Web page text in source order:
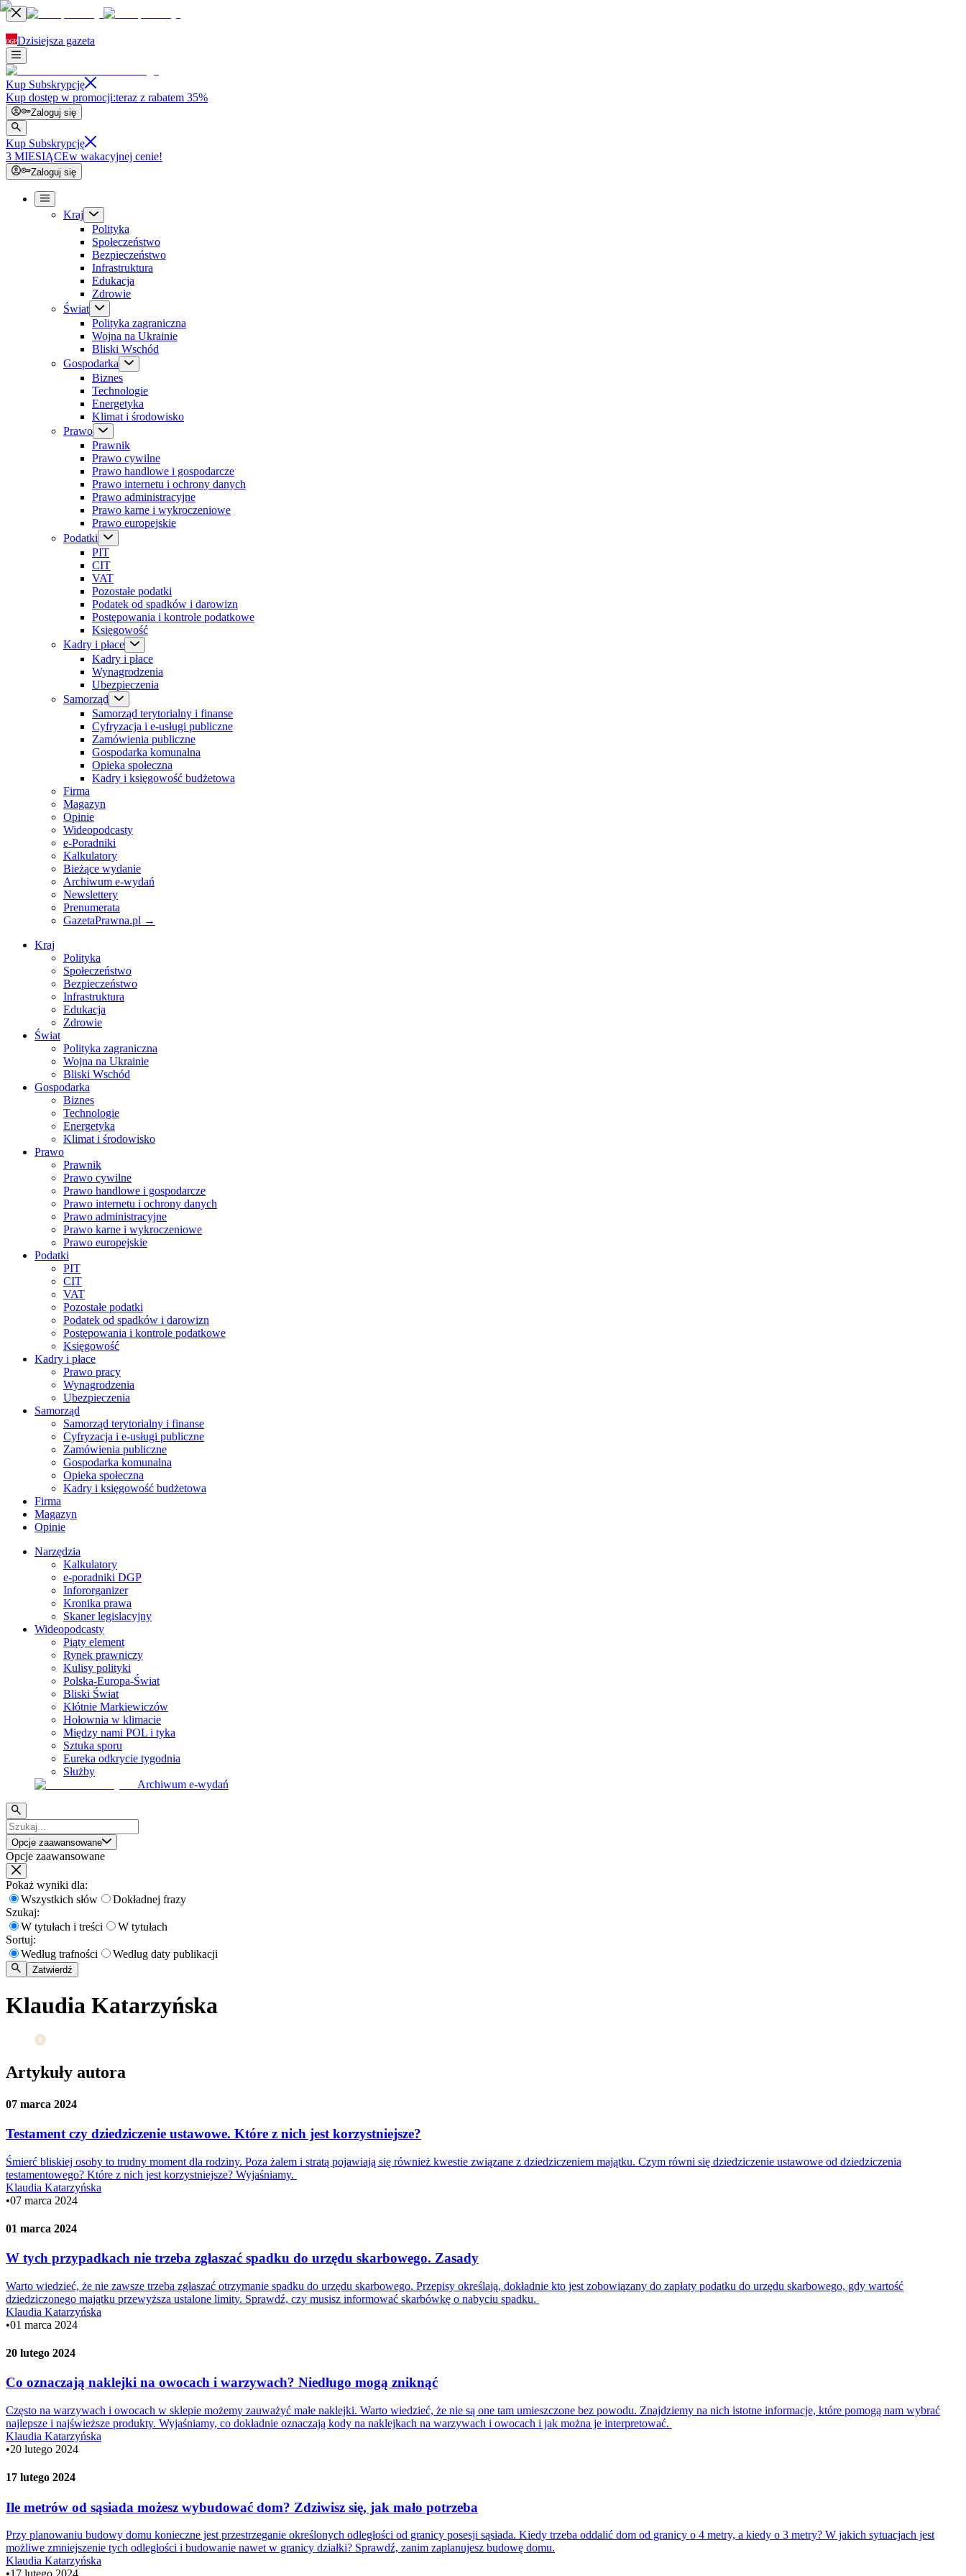
Dzisiejsza gazeta
Kup Subskrypcję
Kup dostęp w promocji:teraz z rabatem 35%
Zaloguj się
Kup Subskrypcję
3 MIESIĄCEw wakacyjnej cenie!
Zaloguj się
Kraj
Polityka
Społeczeństwo
Bezpieczeństwo
Infrastruktura
Edukacja
Zdrowie
Świat
Polityka zagraniczna
Wojna na Ukrainie
Bliski Wschód
Gospodarka
Biznes
Technologie
Energetyka
Klimat i środowisko
Prawo
Prawnik
Prawo cywilne
Prawo handlowe i gospodarcze
Prawo internetu i ochrony danych
Prawo administracyjne
Prawo karne i wykroczeniowe
Prawo europejskie
Podatki
PIT
CIT
VAT
Pozostałe podatki
Podatek od spadków i darowizn
Postępowania i kontrole podatkowe
Księgowość
Kadry i płace
Kadry i płace
Wynagrodzenia
Ubezpieczenia
Samorząd
Samorząd terytorialny i finanse
Cyfryzacja i e-usługi publiczne
Zamówienia publiczne
Gospodarka komunalna
Opieka społeczna
Kadry i księgowość budżetowa
Firma
Magazyn
Opinie
Wideopodcasty
e-Poradniki
Kalkulatory
Bieżące wydanie
Archiwum e-wydań
Newslettery
Prenumerata
GazetaPrawna.pl →
Kraj
Polityka
Społeczeństwo
Bezpieczeństwo
Infrastruktura
Edukacja
Zdrowie
Świat
Polityka zagraniczna
Wojna na Ukrainie
Bliski Wschód
Gospodarka
Biznes
Technologie
Energetyka
Klimat i środowisko
Prawo
Prawnik
Prawo cywilne
Prawo handlowe i gospodarcze
Prawo internetu i ochrony danych
Prawo administracyjne
Prawo karne i wykroczeniowe
Prawo europejskie
Podatki
PIT
CIT
VAT
Pozostałe podatki
Podatek od spadków i darowizn
Postępowania i kontrole podatkowe
Księgowość
Kadry i płace
Prawo pracy
Wynagrodzenia
Ubezpieczenia
Samorząd
Samorząd terytorialny i finanse
Cyfryzacja i e-usługi publiczne
Zamówienia publiczne
Gospodarka komunalna
Opieka społeczna
Kadry i księgowość budżetowa
Firma
Magazyn
Opinie
Narzędzia
Kalkulatory
e-poradniki DGP
Infororganizer
Kronika prawa
Skaner legislacyjny
Wideopodcasty
Piąty element
Rynek prawniczy
Kulisy polityki
Polska-Europa-Świat
Bliski Świat
Kłótnie Markiewiczów
Hołownia w klimacie
Między nami POL i tyka
Sztuka sporu
Eureka odkrycie tygodnia
Służby
Archiwum e-wydań
Opcje zaawansowane
Opcje zaawansowane
Pokaż wyniki dla:
Wszystkich słów
Dokładnej frazy
Szukaj:
W tytułach i treści
W tytułach
Sortuj:
Według trafności
Według daty publikacji
Zatwierdź
Klaudia Katarzyńska
Artykuły autora
07 marca 2024
Testament czy dziedziczenie ustawowe. Które z nich jest korzystniejsze?
Śmierć bliskiej osoby to trudny moment dla rodziny. Poza żalem i stratą pojawiają się również kwestie związane z dziedziczeniem majątku. Czym równi się dziedziczenie ustawowe od dziedziczenia
testamentowego? Które z nich jest korzystniejsze? Wyjaśniamy.
Klaudia Katarzyńska
•07 marca 2024
01 marca 2024
W tych przypadkach nie trzeba zgłaszać spadku do urzędu skarbowego. Zasady
Warto wiedzieć, że nie zawsze trzeba zgłaszać otrzymanie spadku do urzędu skarbowego. Przepisy określają, dokładnie kto jest zobowiązany do zapłaty podatku do urzędu skarbowego, gdy wartość
dziedziczonego majątku przewyższa ustalone limity. Sprawdź, czy musisz informować skarbówkę o nabyciu spadku.
Klaudia Katarzyńska
•01 marca 2024
20 lutego 2024
Co oznaczają naklejki na owocach i warzywach? Niedługo mogą zniknąć
Często na warzywach i owocach w sklepie możemy zauważyć małe naklejki. Warto wiedzieć, że nie są one tam umieszczone bez powodu. Znajdziemy na nich istotne informacje, które pomogą nam wybrać
najlepsze i najświeższe produkty. Wyjaśniamy, co dokładnie oznaczają kody na naklejkach na warzywach i owocach i jak można je interpretować.
Klaudia Katarzyńska
•20 lutego 2024
17 lutego 2024
Ile metrów od sąsiada możesz wybudować dom? Zdziwisz się, jak mało potrzeba
Przy planowaniu budowy domu konieczne jest przestrzeganie określonych odległości od granicy posesji sąsiada. Kiedy trzeba oddalić dom od granicy o 4 metry, a kiedy o 3 metry? W jakich sytuacjach jest
możliwe zmniejszenie tych odległości i budowanie nawet w granicy działki? Sprawdź, zanim zaplanujesz budowę domu.
Klaudia Katarzyńska